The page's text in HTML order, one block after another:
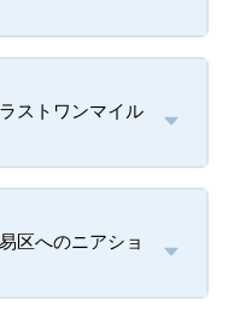
ストワンマイル
区へのニアショ